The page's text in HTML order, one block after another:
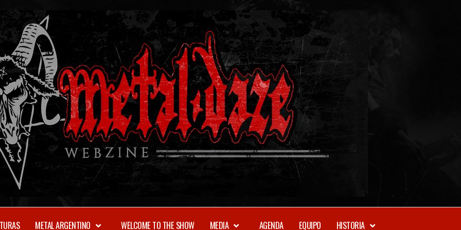
METAL ARGENTINO WELCOME TO THE SHOW MEDIA AGENDA EQUIPO HISTORIA